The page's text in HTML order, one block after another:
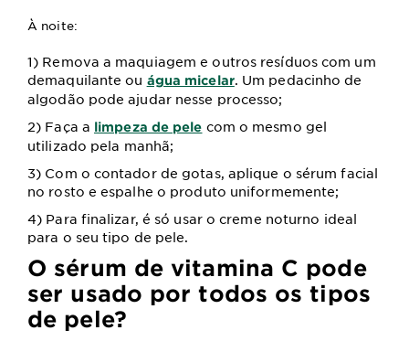
À noite:
1) Remova a maquiagem e outros resíduos com um
demaquilante ou água micelar. Um pedacinho de
algodão pode ajudar nesse processo;
2) Faça a limpeza de pele com o mesmo gel
utilizado pela manhã;
3) Com o contador de gotas, aplique o sérum facial
no rosto e espalhe o produto uniformemente;
4) Para finalizar, é só usar o creme noturno ideal
para o seu tipo de pele.
O sérum de vitamina C pode
ser usado por todos os tipos
de pele?